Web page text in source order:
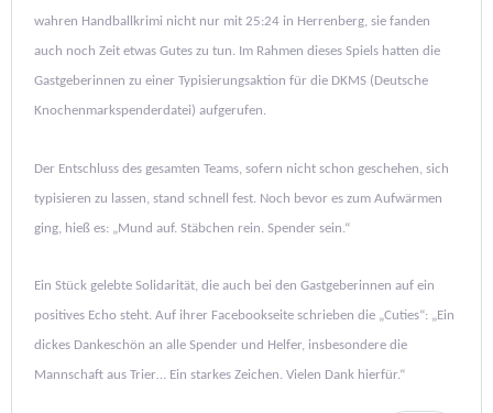
wahren Handballkrimi nicht nur mit 25:24 in Herrenberg, sie fanden
auch noch Zeit etwas Gutes zu tun. Im Rahmen dieses Spiels hatten die
Gastgeberinnen zu einer Typisierungsaktion für die DKMS (Deutsche
Knochenmarkspenderdatei) aufgerufen.
Der Entschluss des gesamten Teams, sofern nicht schon geschehen, sich
typisieren zu lassen, stand schnell fest. Noch bevor es zum Aufwärmen
ging, hieß es: „Mund auf. Stäbchen rein. Spender sein.“
Ein Stück gelebte Solidarität, die auch bei den Gastgeberinnen auf ein
positives Echo steht. Auf ihrer Facebookseite schrieben die „Cuties“: „Ein
dickes Dankeschön an alle Spender und Helfer, insbesondere die
Mannschaft aus Trier… Ein starkes Zeichen. Vielen Dank hierfür.“